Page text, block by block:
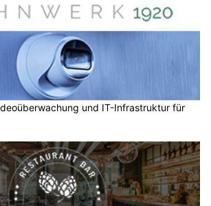
und IT-Infrastruktur für